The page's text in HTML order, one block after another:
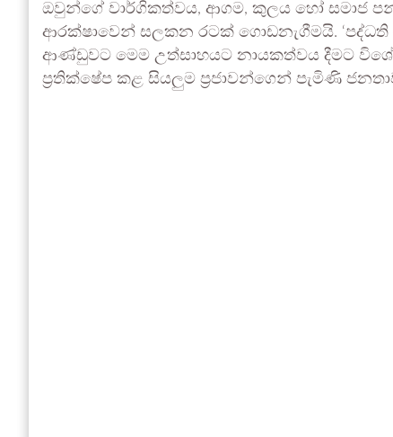
ඔවුන්ගේ වාර්ගිකත්වය, ආගම, කුලය හෝ සමාජ
ආරක්ෂාවෙන් සලකන රටක් ගොඩනැගීමයි.
ආණ්ඩුවට මෙම උත්සාහයට නායකත්වය දීමට
ප්‍රතික්ෂේප කළ සියලුම ප්‍රජාවන්ගෙන් පැමිණි